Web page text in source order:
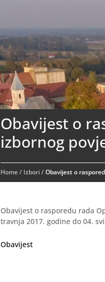
Obavijest o
izbornog
Home/ Izbori/Obavijest o
Obavijest o rasporedu rada
travnja 2017. godine do 04.
Obavijest